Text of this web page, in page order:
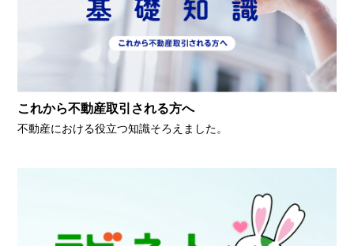
これから不動産取引される方へ
不動産における役立つ知識そろえました。